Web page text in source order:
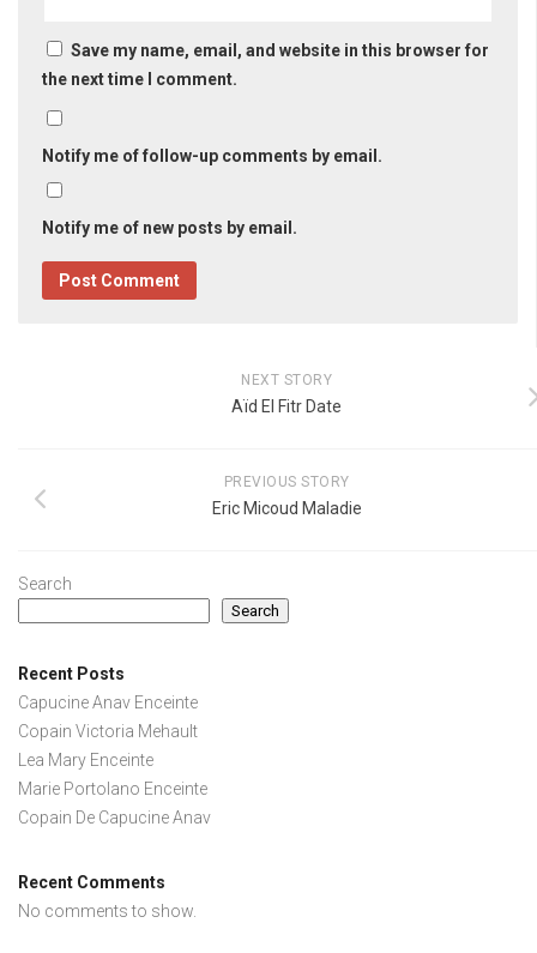
Save my name, email, and website in this browser for
the next time I comment.
Notify me of follow-up comments by email.
Notify me of new posts by email.
NEXT STORY
Aïd El Fitr Date
PREVIOUS STORY
Eric Micoud Maladie
Search
Search
Recent Posts
Capucine Anav Enceinte
Copain Victoria Mehault
Lea Mary Enceinte
Marie Portolano Enceinte
Copain De Capucine Anav
Recent Comments
No comments to show.